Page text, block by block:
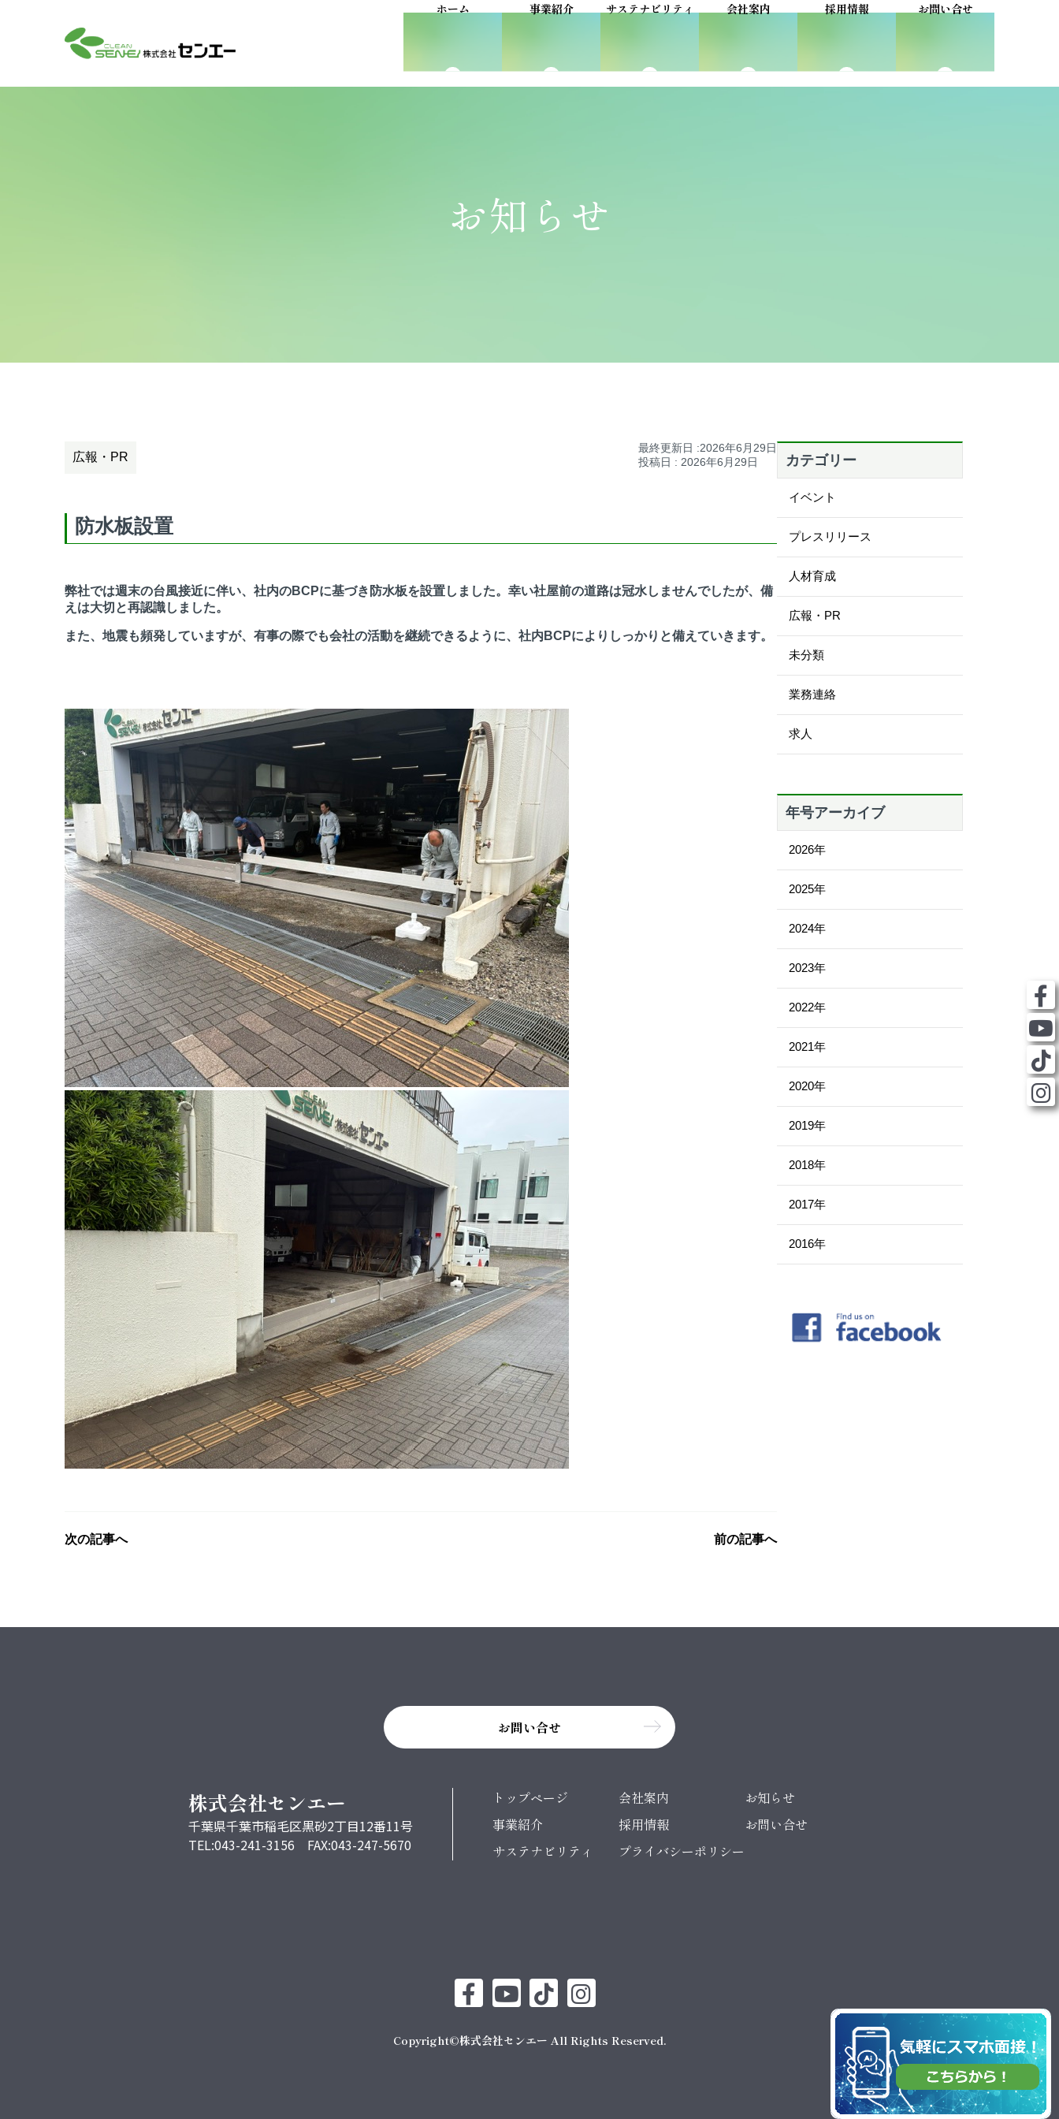
ホーム 事業紹介 サステナビリティ 会社案内 採用情報 お問い合せ
シンボルマーク
品質環境方針
お知らせ
広報・PR
最終更新日 :2026年6月29日
投稿日 : 2026年6月29日
防水板設置
弊社では週末の台風接近に伴い、社内のBCPに基づき防水板を設置しました。幸い社屋前の道路は冠水しませんでしたが、備
えは大切と再認識しました。
また、地震も頻発していますが、有事の際でも会社の活動を継続できるように、社内BCPによりしっかりと備えていきます。
次の記事へ 前の記事へ
カテゴリー
イベント
プレスリリース
人材育成
広報・PR
未分類
業務連絡
求人
年号アーカイブ
2026年
2025年
2024年
2023年
2022年
2021年
2020年
2019年
2018年
2017年
2016年
お問い合せ
株式会社センエー
千葉県千葉市稲毛区黒砂2丁目12番11号
TEL:043-241-3156 FAX:043-247-5670
トップページ 会社案内
お知らせ
事業紹介
採用情報
お問い合せ
サステナビリティ
プライバシーポリシー
Copyright©株式会社センエー All Rights Reserved.